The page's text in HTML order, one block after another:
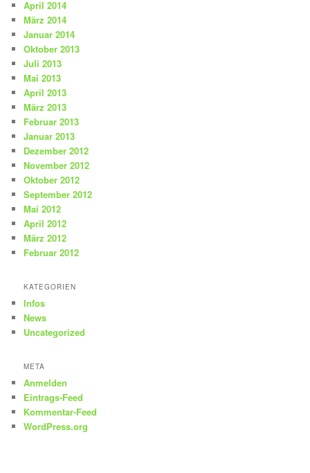
April 2014
März 2014
Januar 2014
Oktober 2013
Juli 2013
Mai 2013
April 2013
März 2013
Februar 2013
Januar 2013
Dezember 2012
November 2012
Oktober 2012
September 2012
Mai 2012
April 2012
März 2012
Februar 2012
KATEGORIEN
Infos
News
Uncategorized
META
Anmelden
Eintrags-Feed
Kommentar-Feed
WordPress.org